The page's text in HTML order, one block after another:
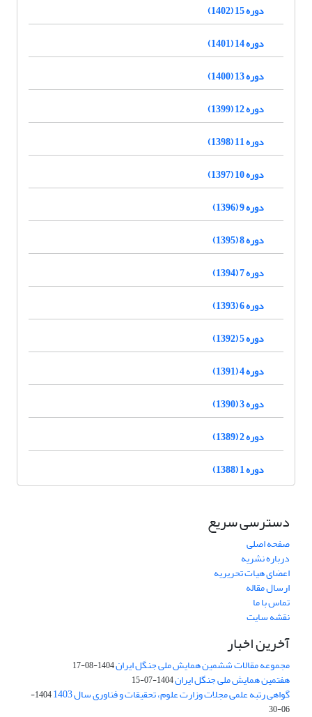
دوره 15 (1402)
دوره 14 (1401)
دوره 13 (1400)
دوره 12 (1399)
دوره 11 (1398)
دوره 10 (1397)
دوره 9 (1396)
دوره 8 (1395)
دوره 7 (1394)
دوره 6 (1393)
دوره 5 (1392)
دوره 4 (1391)
دوره 3 (1390)
دوره 2 (1389)
دوره 1 (1388)
دسترسی سریع
صفحه اصلی
درباره نشریه
اعضای هیات تحریریه
ارسال مقاله
تماس با ما
نقشه سایت
آخرین اخبار
مجموعه مقالات ششمین همایش ملی جنگل ایران1404-08-17
هفتمین همایش ملی جنگل ایران1404-07-15
گواهی رتبه علمی مجلات وزارت علوم، تحقیقات و فناوری سال 1403
1404-
06-30